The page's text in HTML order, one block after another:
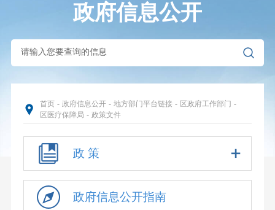
政府信息公开
首页 - 政府信息公开 - 地方部门平台链接 - 区政府工作部门 -
区医疗保障局 - 政策文件
政 策
政府信息公开指南